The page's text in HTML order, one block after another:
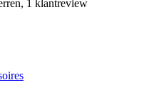
1 klantreview